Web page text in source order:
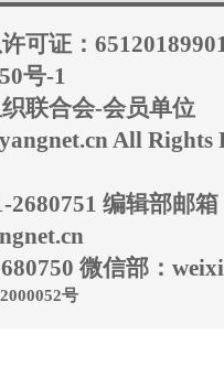
可证：
号-1
联合会-会员单位
All Rights
2680751 编辑部邮箱
微信部：
号